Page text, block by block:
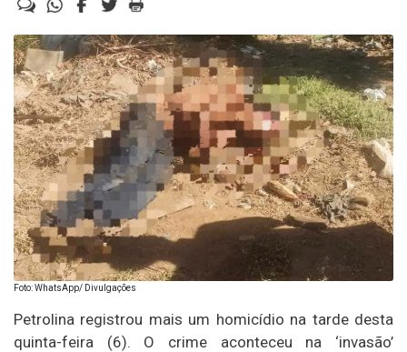
Foto: WhatsApp/ Divulgações
Petrolina registrou mais um homicídio na tarde desta
quinta-feira (6). O crime aconteceu na ‘invasão’